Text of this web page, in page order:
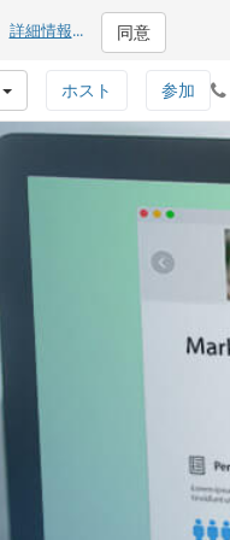
詳細情報... 同意
参加
ホスト